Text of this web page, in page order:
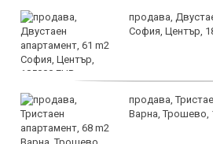
продава,
София, Център,
продава,
Варна, Трошево,